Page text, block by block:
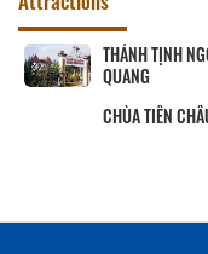
Khu tưởng niệm cố
tướng Võ Văn Kiệt